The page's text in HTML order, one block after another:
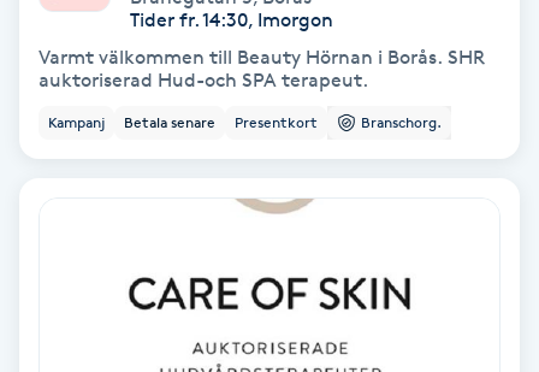
Regndroppsmassage
Reiki
Reiki massage
Restorative Yoga
Tider fr. 14:30, Imorgon
Varmt välkommen till Beauty Hörnan i Borås. SHR
auktoriserad Hud-och SPA terapeut.
Kampanj Betala senare Presentkort Branschorg.